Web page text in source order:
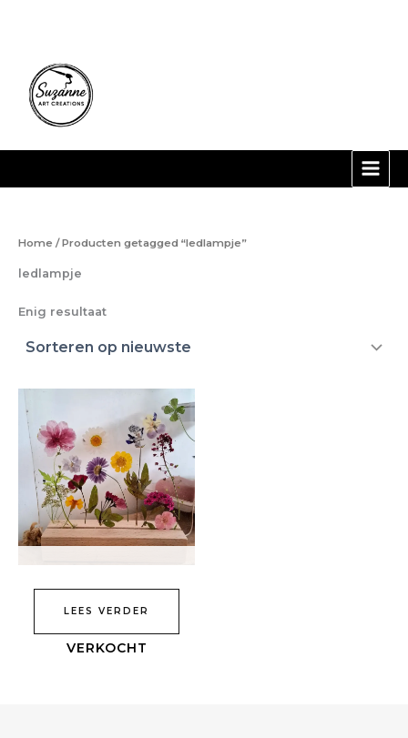
inhoud
Home / Producten getagged “ledlampje”
ledlampje
Enig resultaat
LEES VERDER